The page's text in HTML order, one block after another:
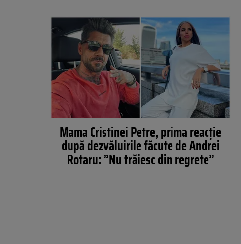
Mama Cristinei Petre, prima reacție
după dezvăluirile făcute de Andrei
Rotaru: ”Nu trăiesc din regrete”